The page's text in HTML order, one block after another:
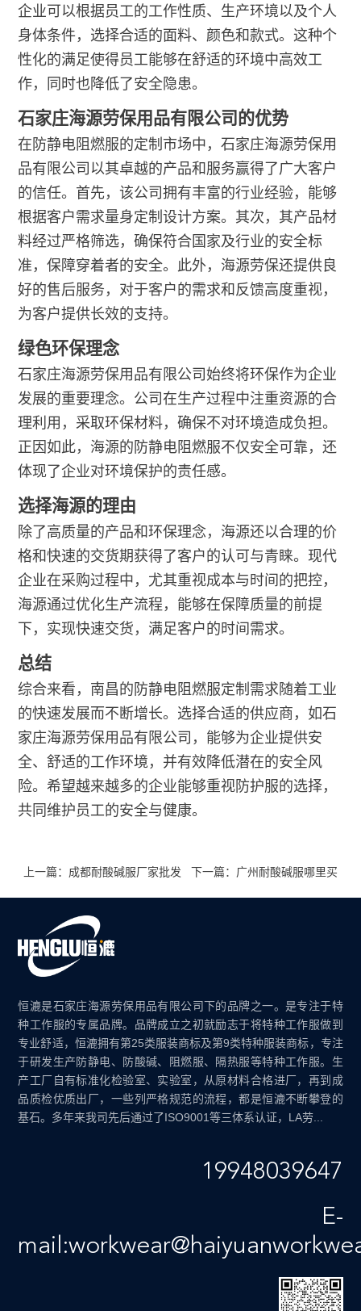
企业可以根据员工的工作性质、生产环境以及个人
身体条件，选择合适的面料、颜色和款式。这种个
性化的满足使得员工能够在舒适的环境中高效工
作，同时也降低了安全隐患。
石家庄海源劳保用品有限公司的优势
在防静电阻燃服的定制市场中，石家庄海源劳保用
品有限公司以其卓越的产品和服务赢得了广大客户
的信任。首先，该公司拥有丰富的行业经验，能够
根据客户需求量身定制设计方案。其次，其产品材
料经过严格筛选，确保符合国家及行业的安全标
准，保障穿着者的安全。此外，海源劳保还提供良
好的售后服务，对于客户的需求和反馈高度重视，
为客户提供长效的支持。
绿色环保理念
石家庄海源劳保用品有限公司始终将环保作为企业
发展的重要理念。公司在生产过程中注重资源的合
理利用，采取环保材料，确保不对环境造成负担。
正因如此，海源的防静电阻燃服不仅安全可靠，还
体现了企业对环境保护的责任感。
选择海源的理由
除了高质量的产品和环保理念，海源还以合理的价
格和快速的交货期获得了客户的认可与青睐。现代
企业在采购过程中，尤其重视成本与时间的把控，
海源通过优化生产流程，能够在保障质量的前提
下，实现快速交货，满足客户的时间需求。
总结
综合来看，南昌的防静电阻燃服定制需求随着工业
的快速发展而不断增长。选择合适的供应商，如石
家庄海源劳保用品有限公司，能够为企业提供安
全、舒适的工作环境，并有效降低潜在的安全风
险。希望越来越多的企业能够重视防护服的选择，
共同维护员工的安全与健康。
上一篇：成都耐酸碱服厂家批发 下一篇：广州耐酸碱服哪里买
恒漉是石家庄海源劳保用品有限公司下的品牌之一。是专注于特
种工作服的专属品牌。品牌成立之初就励志于将特种工作服做到
专业舒适，恒漉拥有第25类服装商标及第9类特种服装商标，专注
于研发生产防静电、防酸碱、阻燃服、隔热服等特种工作服。生
产工厂自有标准化检验室、实验室，从原材料合格进厂，再到成
品质检优质出厂，一些列严格规范的流程，都是恒漉不断攀登的
基石。多年来我司先后通过了ISO9001等三体系认证，LA劳...
19948039647
E-